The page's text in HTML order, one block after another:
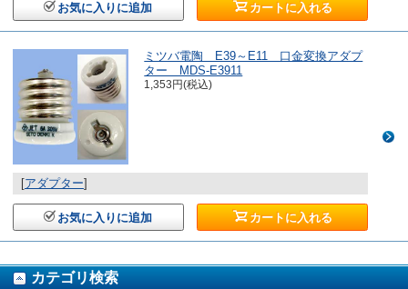
お気に入りに追加 カートに入れる
ミツバ電陶 E39～E11 口金変換アダプ
ター MDS-E3911
1,353円(税込)
[アダプター]
お気に入りに追加 カートに入れる
カテゴリ検索